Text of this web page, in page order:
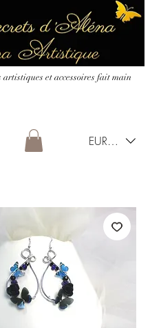
EUR (€)
et accessoires fait main